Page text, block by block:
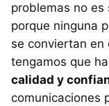
problemas no es
porque ninguna
se conviertan en
tengamos que
calidad y
comunicaciones